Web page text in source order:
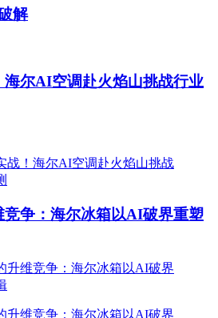
解
海尔AI空调赴火焰山挑战行业
竞争：海尔冰箱以AI破界重塑